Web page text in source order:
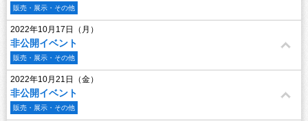
販売・展示・その他
2022年10月17日（月）
非公開イベント
販売・展示・その他
2022年10月21日（金）
非公開イベント
販売・展示・その他